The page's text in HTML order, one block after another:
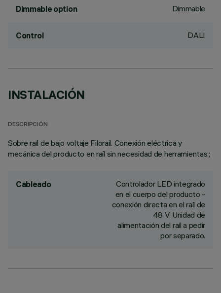
Dimmable option Dimmable
Control DALI
INSTALACIÓN
DESCRIPCIÓN
Sobre raíl de bajo voltaje Filorail. Conexión eléctrica y
mecánica del producto en raíl sin necesidad de herramientas.;
Cableado
Controlador LED integrado
en el cuerpo del producto -
conexión directa en el raíl de
48 V. Unidad de
alimentación del raíl a pedir
por separado.